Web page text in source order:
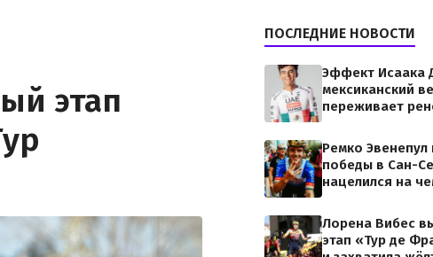
этап
ПОСЛЕДНИЕ НОВОСТИ
Эффект Исаака
мексиканский
переживает
Ремко
победы в Сан-
нацелился на
Лорена Вибес
этап «Тур де